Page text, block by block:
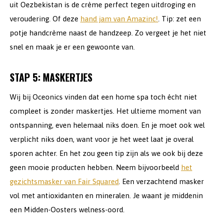
uit Oezbekistan is de crème perfect tegen uitdroging en
veroudering. Of deze hand jam van Amazinc! . Tip: zet een
potje handcrème naast de handzeep. Zo vergeet je het niet
snel en maak je er een gewoonte van.
STAP 5: MASKERTJES
Wij bij Oceonics vinden dat een home spa toch écht niet
compleet is zonder maskertjes. Het ultieme moment van
ontspanning, even helemaal niks doen. En je moet ook wel
verplicht niks doen, want voor je het weet laat je overal
sporen achter. En het zou geen tip zijn als we ook bij deze
geen mooie producten hebben. Neem bijvoorbeeld het
gezichtsmasker van Fair Squared . Een verzachtend masker
vol met antioxidanten en mineralen. Je waant je middenin
een Midden-Oosters welness-oord.